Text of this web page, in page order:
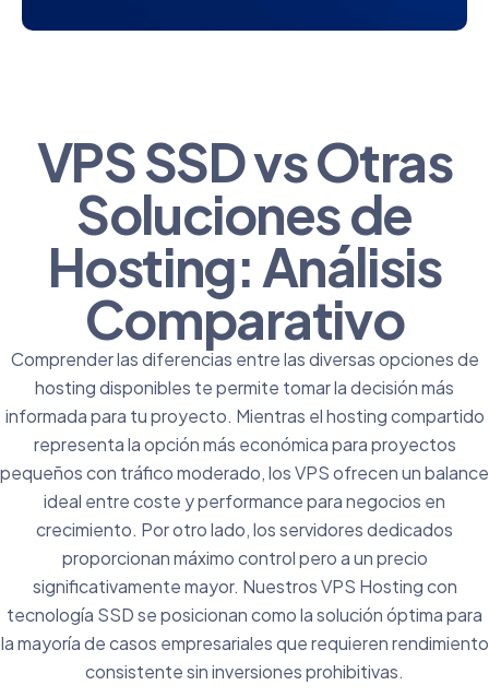
VPS SSD vs Otras
Soluciones de
Hosting: Análisis
Comparativo
Comprender las diferencias entre las diversas opciones de
hosting disponibles te permite tomar la decisión más
informada para tu proyecto. Mientras elhosting compartido
representa la opción más económica para proyectos
pequeños con tráfico moderado, los VPS ofrecen un balance
ideal entre coste y performance para negocios en
crecimiento. Por otro lado, los servidores dedicados
proporcionan máximo control pero a un precio
significativamente mayor. NuestrosVPS Hostingcon
tecnología SSD se posicionan como la solución óptima para
la mayoría de casos empresariales que requieren rendimiento
consistente sin inversiones prohibitivas.